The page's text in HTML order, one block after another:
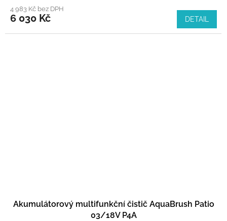
4 983 Kč bez DPH
6 030 Kč DETAIL
Akumulátorový multifunkční čistič AquaBrush Patio
03/18V P4A